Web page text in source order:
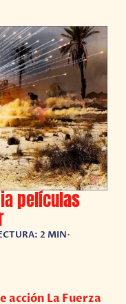
películas
2 MIN•
acción La Fuerza